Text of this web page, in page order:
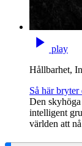
play
Hållbarhet,
Så här
Den
intelligent
världen att